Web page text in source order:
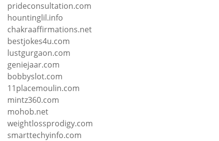
prideconsultation.com
hountinglil.info
chakraaffirmations.net
bestjokes4u.com
lustgurgaon.com
geniejaar.com
bobbyslot.com
11placemoulin.com
mintz360.com
mohob.net
weightlossprodigy.com
smarttechyinfo.com